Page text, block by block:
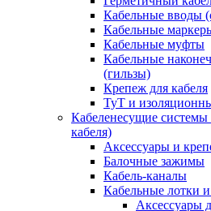
Кабельные вводы
Кабельные
Кабельные муфты
Кабельные
(гильзы)
Крепеж для кабеля
ТуТ и
Кабеленесущие
кабеля)
Аксессуары и
Балочные зажимы
Кабель-каналы
Кабельные лотки
Аксессуары